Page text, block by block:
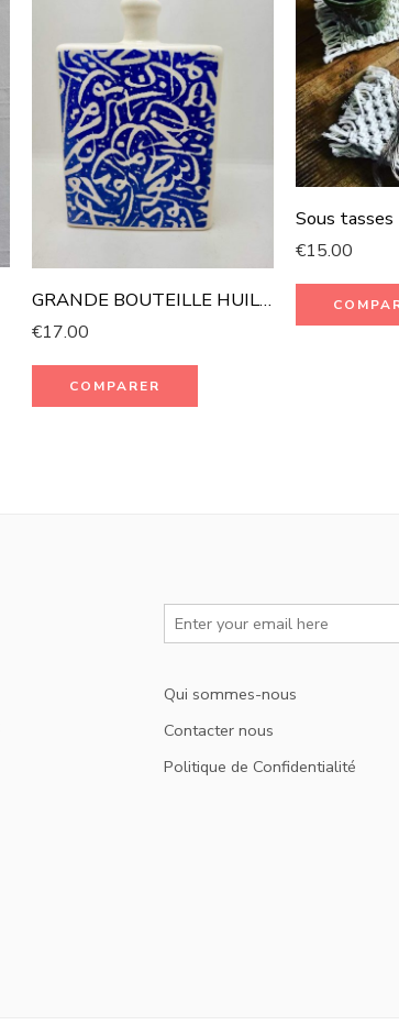
GRANDE BOUTEILLE HUILE D’OLIVE
€17.00
COMPARER
Sous tasses
€15.00
Qui sommes-nous
Contacter nous
Politique de Confidentialité